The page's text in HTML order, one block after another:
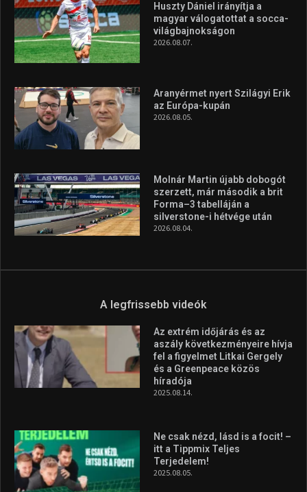
Huszty Dániel irányítja a
magyar válogatottat a socca-
világbajnokságon
2026.08.07.
Aranyérmet nyert Szilágyi Erik
az Európa-kupán
2026.08.05.
Molnár Martin újabb dobogót
szerzett, már második a brit
Forma–3 tabelláján a
silverstone-i hétvége után
2026.08.04.
A legfrissebb videók
Az extrém időjárás és az
aszály következményeire hívja
fel a figyelmet Litkai Gergely
és a Greenpeace közös
híradója
2025.08.14.
Ne csak nézd, lásd is a focit! –
itt a Tippmix Teljes
Terjedelem!
2025.08.05.